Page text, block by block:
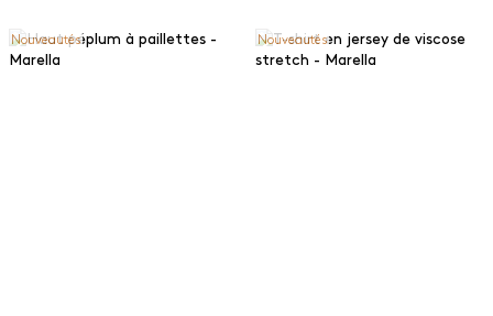
Nouveautés Nouveautés